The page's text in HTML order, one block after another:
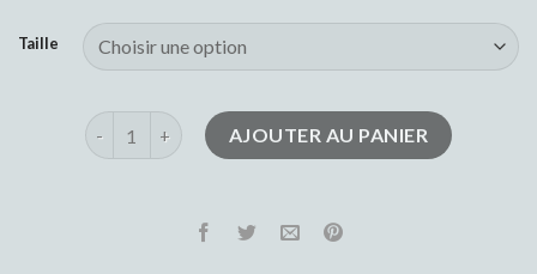
Taille
quantité de jeans palazzoAJOUTER AU PANIER